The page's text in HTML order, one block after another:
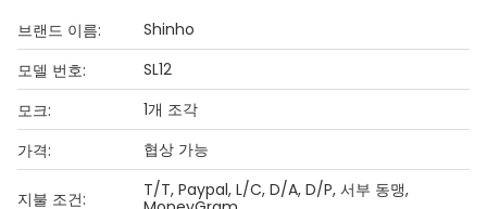
브랜드 이름:
Shinho
모델 번호:
SL12
모크:
1개 조각
가격:
협상 가능
지불 조건:
T/T, Paypal, L/C, D/A, D/P, 서부 동맹,